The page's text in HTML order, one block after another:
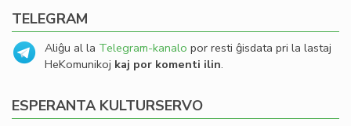
TELEGRAM
Aliĝu al la Telegram-kanalo por resti ĝisdata pri la lastaj
HeKomunikoj kaj por komenti ilin.
ESPERANTA KULTURSERVO